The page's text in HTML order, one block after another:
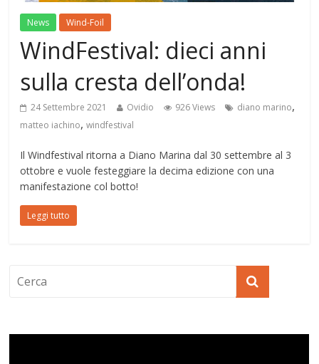
News Wind-Foil
WindFestival: dieci anni
sulla cresta dell’onda!
24 Settembre 2021 Ovidio 926 Views diano marino,
matteo iachino,windfestival
Il Windfestival ritorna a Diano Marina dal 30 settembre al 3
ottobre e vuole festeggiare la decima edizione con una
manifestazione col botto!
Leggi tutto